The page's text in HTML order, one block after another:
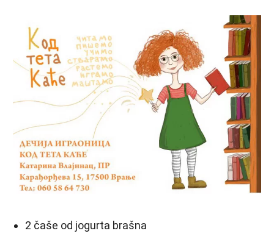
2 čaše od jogurta brašna